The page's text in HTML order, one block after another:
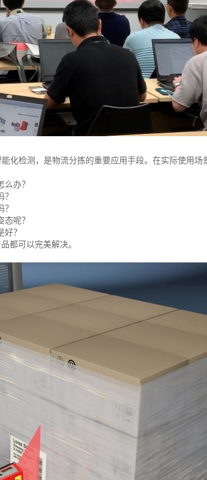
化检测，是物流分拣的重要应用手段。在实际使用
办？
呢？
？
都可以完美解决。